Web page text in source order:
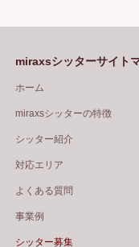
miraxsシッターサイト
ホーム
miraxsシッターの特徴
シッター紹介
対応エリア
よくある質問
事業例
シッター募集